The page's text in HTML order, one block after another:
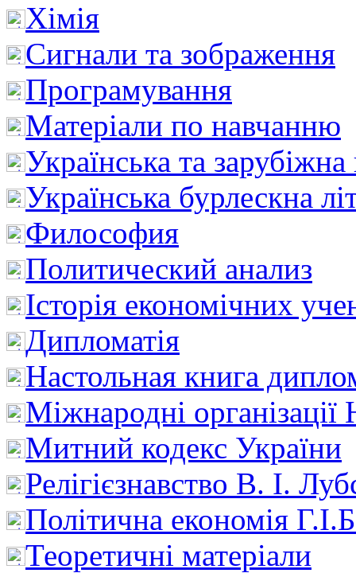
Хімія
Сигнали та зображення
Програмування
Матеріали по навчанню
Українська та зарубіжна
Українська бурлескна
Философия
Политический анализ
Історія економічних
Дипломатія
Настольная книга
Міжнародні
Митний кодекс України
Релігієзнавство В. І.
Політична економія
Теоретичні матеріали